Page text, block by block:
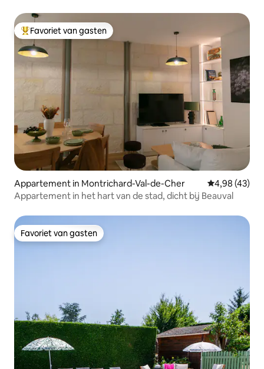
Topfavoriet van gasten
Favoriet van gasten
Appartement in Montrichard-Val-de-Cher Gemiddelde
4,98 (43)
Appartement in het hart van de stad, dicht bij Beauval
Favoriet van gasten
Favoriet van gasten